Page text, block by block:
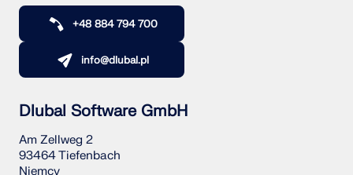
+48 884 794 700
info@dlubal.pl
Dlubal Software GmbH
Am Zellweg 2
93464 Tiefenbach
Niemcy